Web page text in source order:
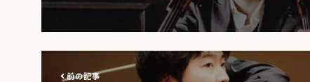
前の記事